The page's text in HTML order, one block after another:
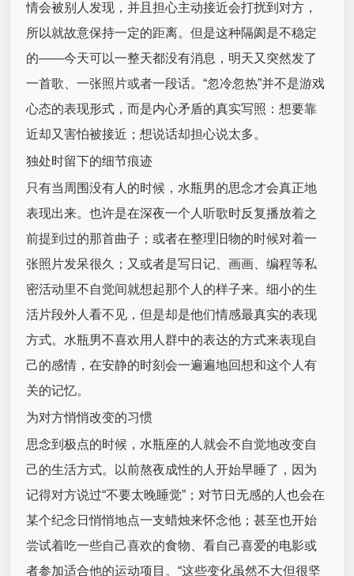
情会被别人发现，并且担心主动接近会打扰到对方，
所以就故意保持一定的距离。但是这种隔阂是不稳定
的——今天可以一整天都没有消息，明天又突然发了
一首歌、一张照片或者一段话。“忽冷忽热”并不是游戏
心态的表现形式，而是内心矛盾的真实写照：想要靠
近却又害怕被接近；想说话却担心说太多。
独处时留下的细节痕迹
只有当周围没有人的时候，水瓶男的思念才会真正地
表现出来。也许是在深夜一个人听歌时反复播放着之
前提到过的那首曲子；或者在整理旧物的时候对着一
张照片发呆很久；又或者是写日记、画画、编程等私
密活动里不自觉间就想起那个人的样子来。细小的生
活片段外人看不见，但是却是他们情感最真实的表现
方式。水瓶男不喜欢用人群中的表达的方式来表现自
己的感情，在安静的时刻会一遍遍地回想和这个人有
关的记忆。
为对方悄悄改变的习惯
思念到极点的时候，水瓶座的人就会不自觉地改变自
己的生活方式。以前熬夜成性的人开始早睡了，因为
记得对方说过“不要太晚睡觉”；对节日无感的人也会在
某个纪念日悄悄地点一支蜡烛来怀念他；甚至也开始
尝试着吃一些自己喜欢的食物、看自己喜爱的电影或
者参加适合他的运动项目。“这些变化虽然不大但很坚